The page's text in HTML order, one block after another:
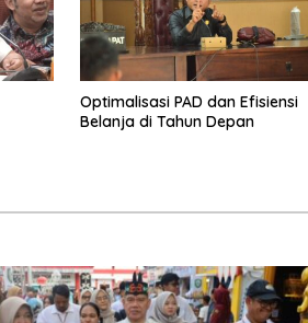
Optimalisasi PAD dan Efisiensi
Belanja di Tahun Depan